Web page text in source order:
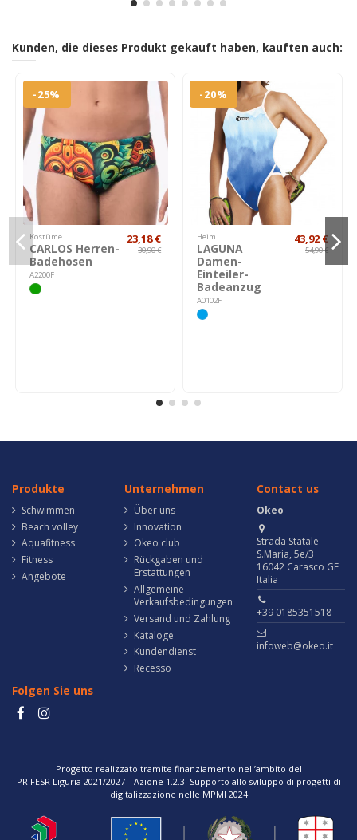
Kunden, die dieses Produkt gekauft haben, kauften auch:
-25%
Kostüme
CARLOS Herren-
Badehosen
A2200F
23,18 €
30,90 €
-20%
Heim
LAGUNA
Damen-
Einteiler-
Badeanzug
A0102F
43,92 €
54,90 €
Produkte
Schwimmen
Beach volley
Aquafitness
Fitness
Angebote
Unternehmen
Über uns
Innovation
Okeo club
Rückgaben und
Erstattungen
Allgemeine
Verkaufsbedingungen
Versand und Zahlung
Kataloge
Kundendienst
Recesso
Contact us
Okeo
Strada Statale
S.Maria, 5e/3
16042 Carasco GE
Italia
+39 0185351518
infoweb@okeo.it
Folgen Sie uns
Progetto realizzato tramite finanziamento nell’ambito del
PR FESR Liguria 2021/2027 – Azione 1.2.3. Supporto allo sviluppo di progetti di
digitalizzazione nelle MPMI 2024